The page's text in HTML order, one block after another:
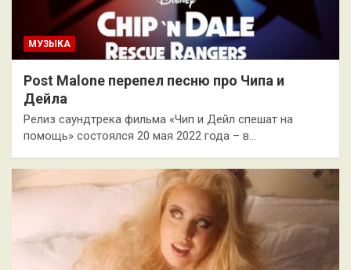
МУЗЫКА
Post Malone перепел песню про Чипа и
Дейла
Релиз саундтрека фильма «Чип и Дейл спешат на
помощь» состоялся 20 мая 2022 года – в…